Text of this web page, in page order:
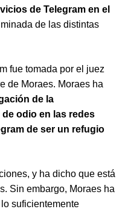
de Telegram en el
de las distintas
fue tomada por el juez
de Moraes. Moraes ha
de la
odio en las redes
de ser un refugio
y ha dicho que está
Sin embargo, Moraes ha
suficientemente